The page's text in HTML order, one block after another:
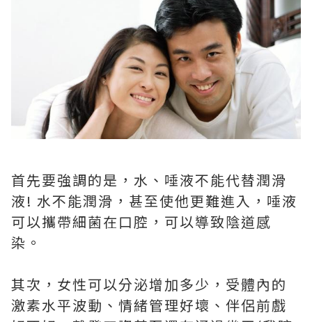
首先要強調的是，水、唾液不能代替潤滑
液! 水不能潤滑，甚至使他更難進入，唾液
可以攜帶細菌在口腔，可以導致陰道感
染。
其次，女性可以分泌增加多少，受體內的
激素水平波動、情緒管理好壞、伴侶前戲